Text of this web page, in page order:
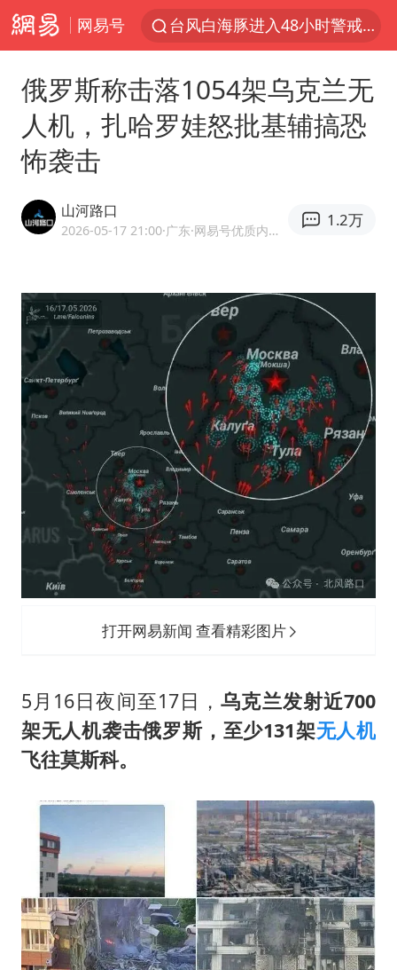
网易号
台风白海豚进入48小时警戒线
台风白海豚影响中国已成定局
佛得角门将亮相智利俱乐部主场
U17国足1分钟轰2球
今年已有4位周星驰电影配角去世
五粮液渠道价一箱上涨近百元
法国下周开始禁止未经同意的电话营销
泰国一女公务员妆容引争议 本人回应
80后女柜员逆袭成4200亿银行副行长
女子利用漏洞0元薅走3000多件家电
奋进开新局 实干挑大梁
俄罗斯称击落1054架乌克兰无
人机，扎哈罗娃怒批基辅搞恐
怖袭击
山河路口
2026-05-17 21:00·广东 ·网易号优质内容创作者
1.2万
打开网易新闻 查看精彩图片
5月16日夜间至17日，乌克兰发射近700
架无人机袭击俄罗斯，至少131架无人机
飞往莫斯科。